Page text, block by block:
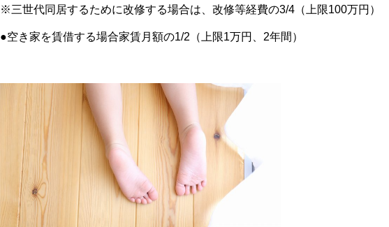
※三世代同居するために改修する場合は、改修等経費の3/4（上限100万円）
●空き家を賃借する場合家賃月額の1/2（上限1万円、2年間）